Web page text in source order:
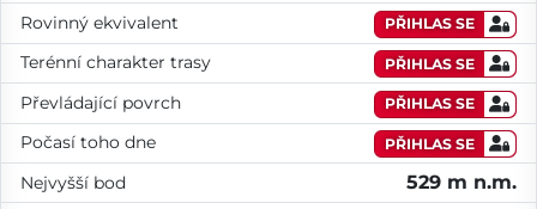
Rovinný ekvivalent PŘIHLAS SE
Terénní charakter trasy PŘIHLAS SE
Převládající povrch PŘIHLAS SE
Počasí toho dne PŘIHLAS SE
Nejvyšší bod 529 m n.m.